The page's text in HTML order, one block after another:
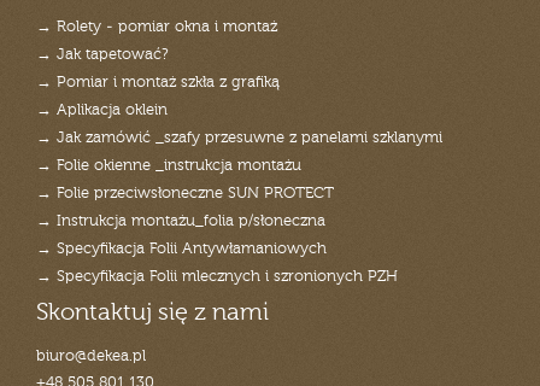
→ Rolety - pomiar okna i montaż
→ Jak tapetować?
→ Pomiar i montaż szkła z grafiką
→ Aplikacja oklein
→ Jak zamówić _szafy przesuwne z panelami szklanymi
→ Folie okienne _instrukcja montażu
→ Folie przeciwsłoneczne SUN PROTECT
→ Instrukcja montażu_folia p/słoneczna
→ Specyfikacja Folii Antywłamaniowych
→ Specyfikacja Folii mlecznych i szronionych PZH
Skontaktuj się z nami
biuro@dekea.pl
+48 505 801 130